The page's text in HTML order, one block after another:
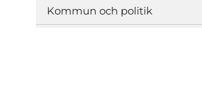
Kommun och politik